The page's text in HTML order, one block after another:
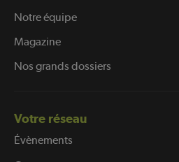
Notre équipe
Magazine
Nos grands dossiers
Votre réseau
Évènements